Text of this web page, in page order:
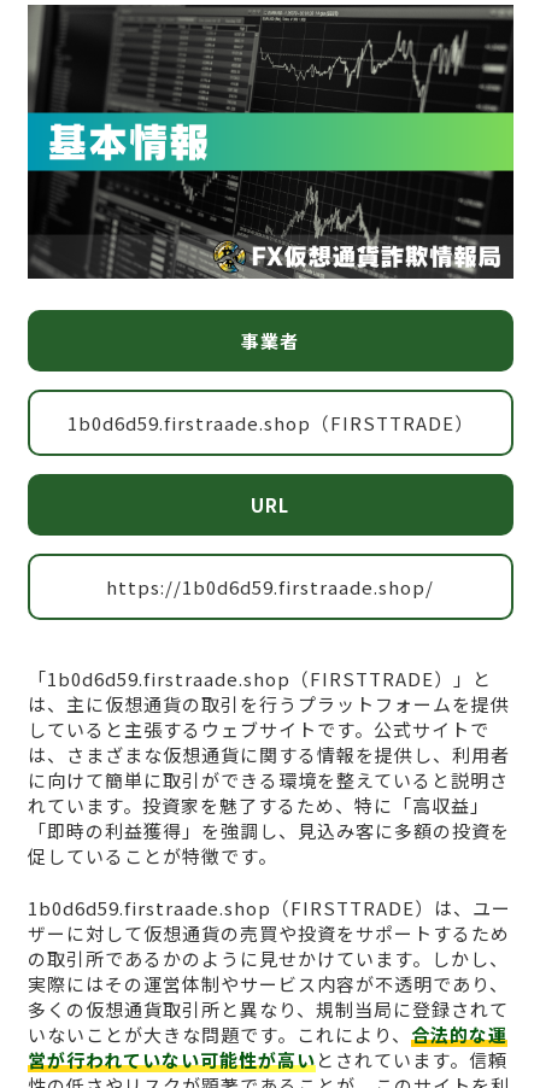
事業者
1b0d6d59.firstraade.shop（FIRSTTRADE）
URL
https://1b0d6d59.firstraade.shop/
「1b0d6d59.firstraade.shop（FIRSTTRADE）」と
は、主に仮想通貨の取引を行うプラットフォームを提供
していると主張するウェブサイトです。公式サイトで
は、さまざまな仮想通貨に関する情報を提供し、利用者
に向けて簡単に取引ができる環境を整えていると説明さ
れています。投資家を魅了するため、特に「高収益」
「即時の利益獲得」を強調し、見込み客に多額の投資を
促していることが特徴です。
1b0d6d59.firstraade.shop（FIRSTTRADE）は、ユー
ザーに対して仮想通貨の売買や投資をサポートするため
の取引所であるかのように見せかけています。しかし、
実際にはその運営体制やサービス内容が不透明であり、
多くの仮想通貨取引所と異なり、規制当局に登録されて
いないことが大きな問題です。これにより、 合法的な運
営が行われていない可能性が高いとされています。信頼